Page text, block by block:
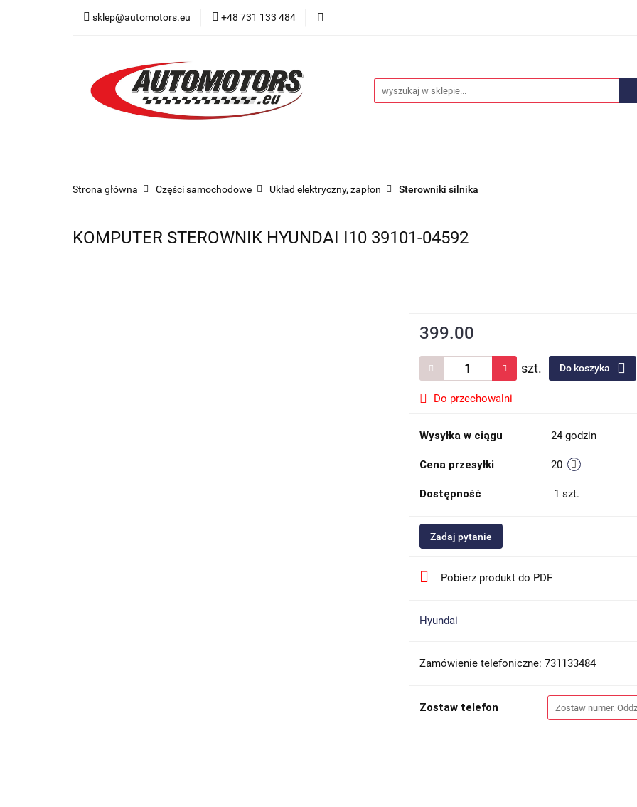
sklep@automotors.eu +48 731 133 484
Części samochodowe
Car audio Nowości
Strona główna Części samochodowe Układ elektryczny, zapłon Sterowniki silnika
KOMPUTER STEROWNIK HYUNDAI I10 39101-04592
399.00
szt. Do koszyka
Do przechowalni
Wysyłka w ciągu 24 godzin
Cena przesyłki 20
Dostępność 1 szt.
Zadaj pytanie
Pobierz produkt do PDF
Hyundai
Zamówienie telefoniczne: 731133484
Zostaw telefon